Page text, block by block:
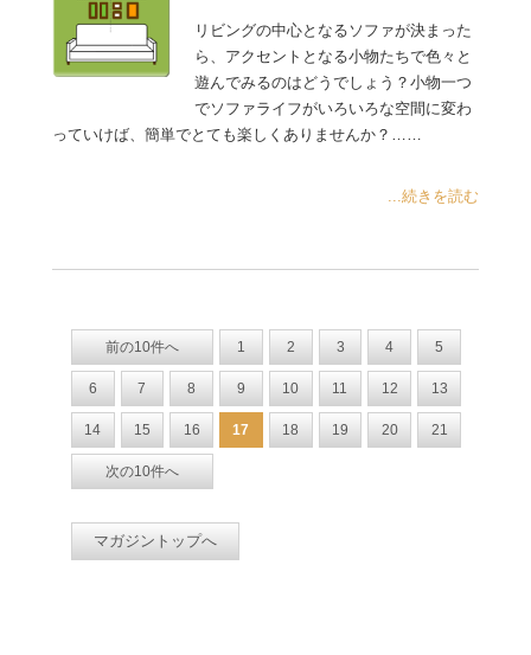
リビングの中心となるソファが決まった
ら、アクセントとなる小物たちで色々と
遊んでみるのはどうでしょう？小物一つ
でソファライフがいろいろな空間に変わ
っていけば、簡単でとても楽しくありませんか？……
...続きを読む
前の10件へ 1 2 3 4 5
6 7 8 9 10 11 12 13
14 15 16 17 18 19 20 21
次の10件へ
マガジントップへ